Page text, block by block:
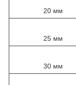
20 мм
25 мм
30 мм